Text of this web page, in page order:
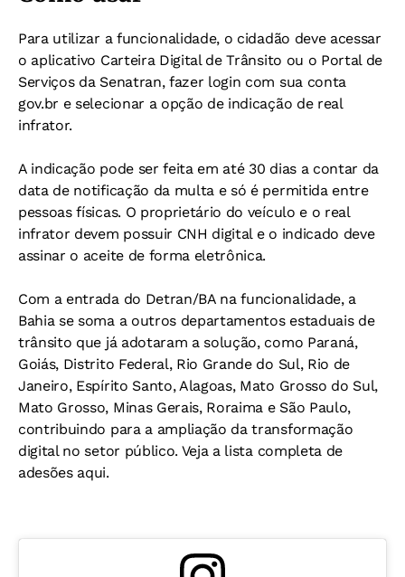
Para utilizar a funcionalidade, o cidadão deve acessar
o aplicativo Carteira Digital de Trânsito ou o Portal de
Serviços da Senatran, fazer login com sua conta
gov.br e selecionar a opção de indicação de real
infrator.
A indicação pode ser feita em até 30 dias a contar da
data de notificação da multa e só é permitida entre
pessoas físicas. O proprietário do veículo e o real
infrator devem possuir CNH digital e o indicado deve
assinar o aceite de forma eletrônica.
Com a entrada do Detran/BA na funcionalidade, a
Bahia se soma a outros departamentos estaduais de
trânsito que já adotaram a solução, como Paraná,
Goiás, Distrito Federal, Rio Grande do Sul, Rio de
Janeiro, Espírito Santo, Alagoas, Mato Grosso do Sul,
Mato Grosso, Minas Gerais, Roraima e São Paulo,
contribuindo para a ampliação da transformação
digital no setor público. Veja a lista completa de
adesões aqui.